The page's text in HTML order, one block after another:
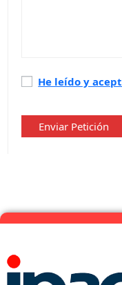
Política
privacidad*
He leído y
Enviar Petición